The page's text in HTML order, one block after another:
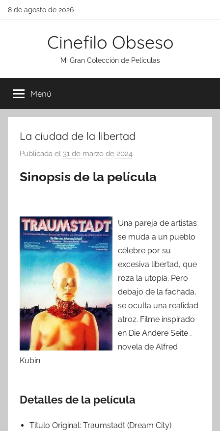
Saltar
8 de agosto de 2026
Cinefilo Obseso
Mi Gran Colección de Películas
Menú
La ciudad de la libertad
Publicada el 31 de marzo de 2024
r
Sinopsis de la película
Una pareja de artistas
se muda a un pueblo
célebre por su
excesiva libertad, que
roza la utopía. Pero
debajo de la fachada,
se oculta una realidad
atroz. Filme inspirado
en Die Andere Seite ,
novela de Alfred
Kubin.
Detalles de la película
Titulo Original: Traumstadt (Dream City)